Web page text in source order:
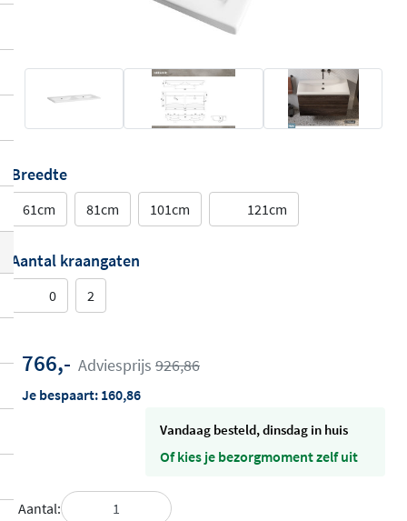
Breedte
61cm 81cm 101cm 121cm
Aantal kraangaten
0 2
766,- Adviesprijs 926,86
Je bespaart: 160,86
vandaag besteld, dinsdag in huis
Of kies je bezorgmoment zelf uit
Aantal: